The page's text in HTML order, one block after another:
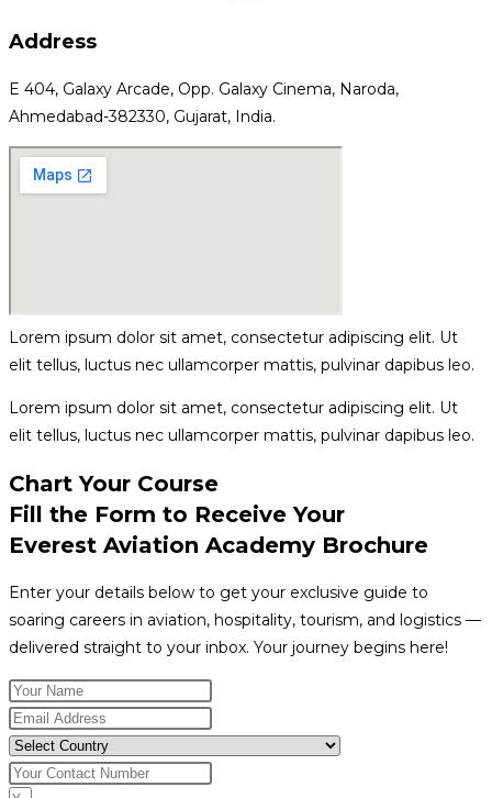
Address
E 404, Galaxy Arcade, Opp. Galaxy Cinema, Naroda,
Ahmedabad-382330, Gujarat, India.
Lorem ipsum dolor sit amet, consectetur adipiscing elit. Ut
elit tellus, luctus nec ullamcorper mattis, pulvinar dapibus leo.
Lorem ipsum dolor sit amet, consectetur adipiscing elit. Ut
elit tellus, luctus nec ullamcorper mattis, pulvinar dapibus leo.
Chart Your Course
Fill the Form to Receive Your
Everest Aviation Academy Brochure
Enter your details below to get your exclusive guide to
soaring careers in aviation, hospitality, tourism, and logistics —
delivered straight to your inbox. Your journey begins here!